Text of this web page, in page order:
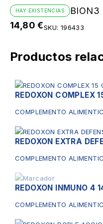
HAY EXISTENCIAS
BION3
14,80€SKU: 196433
Productos
REDOXON COMPLEX
COMPLEMENTO
REDOXON EXTRA
COMPLEMENTO
Sin existencias
REDOXON INMUNO 4
COMPLEMENTO